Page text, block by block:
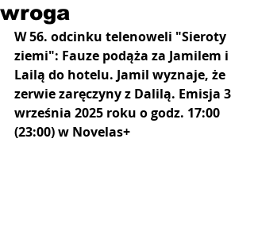
wroga
W 56. odcinku telenoweli "Sieroty
ziemi": Fauze podąża za Jamilem i
Lailą do hotelu. Jamil wyznaje, że
zerwie zaręczyny z Dalilą. Emisja 3
września 2025 roku o godz. 17:00
(23:00) w Novelas+